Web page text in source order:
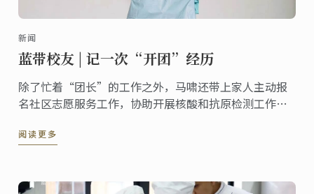
新闻
蓝带校友 | 记一次“开团”经历
除了忙着“团长”的工作之外，马啸还带上家人主动报
名社区志愿服务工作，协助开展核酸和抗原检测工作，
下，自己也会努力将每一份志愿工作做细致，做到实
阅读更多